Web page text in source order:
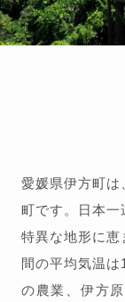
愛媛県伊方町は
町です。日本一
特異な地形に恵
間の平均気温
の農業、伊方